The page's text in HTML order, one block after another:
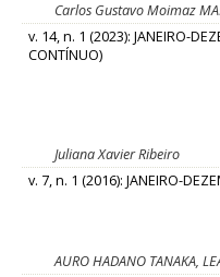
Carlos Gustavo Moimaz
v. 14, n. 1 (2023): JANEIRO-
CONTÍNUO)
Juliana Xavier Ribeiro
v. 7, n. 1 (2016): JANEIRO-
AURO HADANO TANAKA,